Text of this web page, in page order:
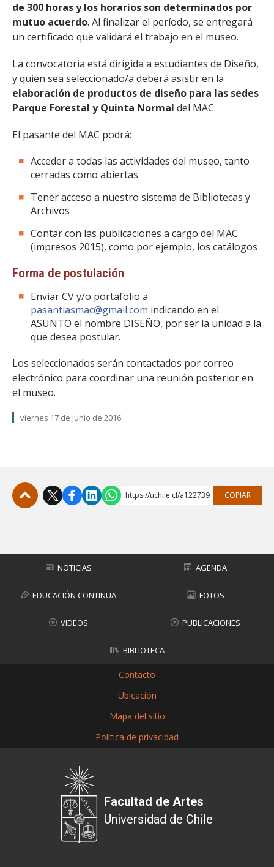
de 300 horas y los horarios son determinados por
mutuo acuerdo. Al finalizar el período, se entregará
un certificado que validará el trabajo en el museo.
La convocatoria está dirigida a estudiantes de Diseño,
y quien sea seleccionado/a deberá asistir en la
elaboración de productos de diseño para las sedes
Parque Forestal y Quinta Normal del MAC.
El pasante del MAC podrá:
Acceder a todas las actividades del museo, tanto
cerradas como abiertas
Tener acceso a nuestro sistema de Bibliotecas y
Archivos
Contar con las publicaciones a cargo del MAC
(impresos 2015), como por ejemplo, los catálogos
Forma de postulación
Enviar CV y/o portafolio a
pasantiasmac@gmail.com indicando en el
ASUNTO el nombre DISEÑO, por ser la unidad a la
que desea postular.
Los seleccionados serán contactados por correo
electrónico para coordinar una reunión posterior en
el museo.
viernes 17 de junio de 2016
https://uchile.cl/a122739 COPIAR
NOTICIAS AGENDA
EDUCACIÓN CONTINUA FOTOS
VIDEOS PUBLICACIONES
BIBLIOTECA
Contacto
Ubicación
Mapa del sitio
Política de privacidad
Facultad de Artes
Universidad de Chile